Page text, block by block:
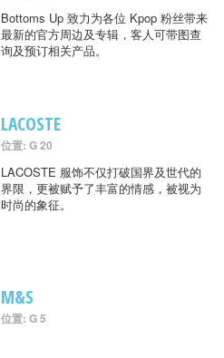
Bottoms Up 致力为各位 Kpop 粉丝带来
最新的官方周边及专辑，客人可带图查
询及预订相关产品。
LACOSTE
位置: G 20
LACOSTE 服饰不仅打破国界及世代的
界限，更被赋予了丰富的情感，被视为
时尚的象征。
M&S
位置: G 5